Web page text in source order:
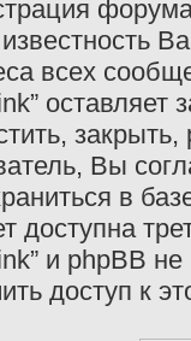
всех
Вы
в
доступна
и phpBB
доступ к